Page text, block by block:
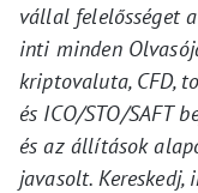
vállal felelősséget
inti minden
kriptovaluta, CFD,
és ICO/STO/SAFT
és az állítások
javasolt. Kereskedj,